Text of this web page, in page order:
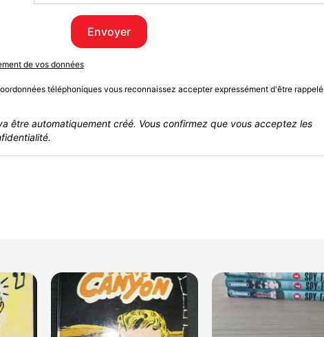
Envoyer
de vos données
téléphoniques vous reconnaissez accepter expressément d'être rappelé
être automatiquement créé. Vous confirmez que vous acceptez les